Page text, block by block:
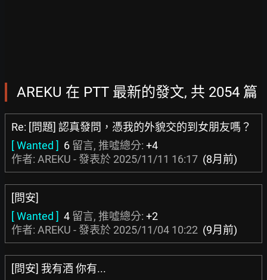
AREKU 在 PTT 最新的發文, 共 2054 篇
Re: [問題] 認真發問，憑我的外貌交的到女朋友嗎？
[ Wanted ] 6 留言, 推噓總分: +4
作者: AREKU - 發表於 2025/11/11 16:17 (8月前)
[問安]
[ Wanted ] 4 留言, 推噓總分: +2
作者: AREKU - 發表於 2025/11/04 10:22 (9月前)
[問安] 我有酒 你有...